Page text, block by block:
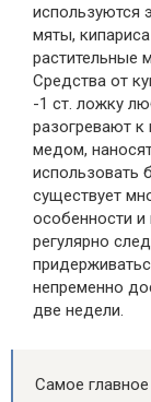
используются
мяты,
растительные
Средства от
-1 ст. ложку
разогревают к
медом,
использовать
существует
особенности и
регулярно
непременно
две недели.
Самое